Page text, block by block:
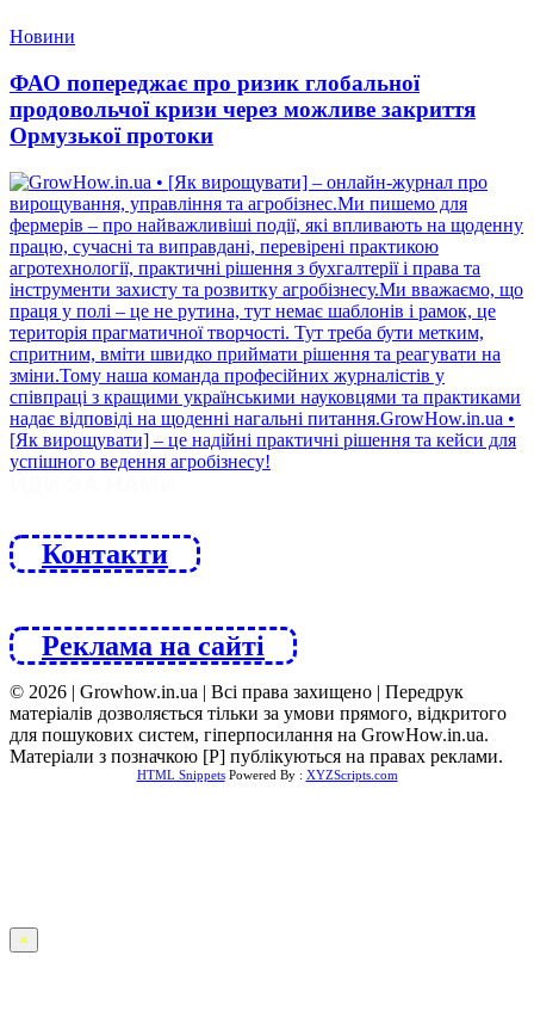
Новини
ФАО попереджає про ризик глобальної
продовольчої кризи через можливе закриття
Ормузької протоки
Контакти
Реклама на сайті
© 2026 | Growhow.in.ua | Всі права захищено | Передрук
матеріалів дозволяється тільки за умови прямого, відкритого
для пошукових систем, гіперпосилання на GrowHow.in.ua.
Матеріали з позначкою [Р] публікуються на правах реклами.
HTML SnippetsPowered By : XYZScripts.com
×